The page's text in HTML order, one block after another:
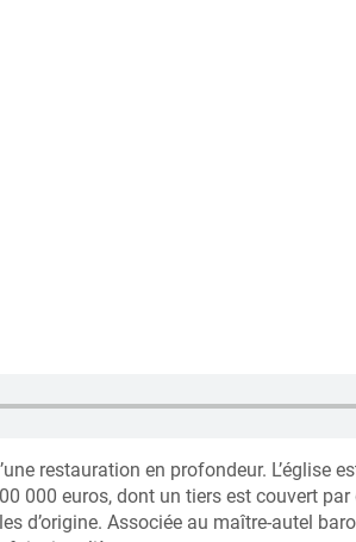
restauration en profondeur. L’église
000 euros, dont un tiers est couvert par
d’origine. Associée au maître-autel